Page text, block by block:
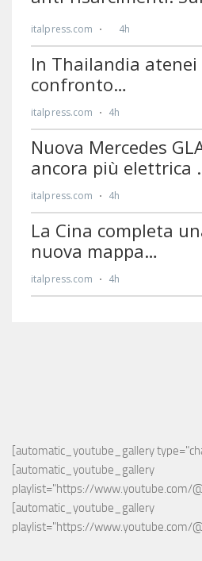
[automatic_youtube_gallery
[automatic_youtube_gallery
playlist="https://www.youtube.com/
[automatic_youtube_gallery
playlist="https://www.youtube.com/